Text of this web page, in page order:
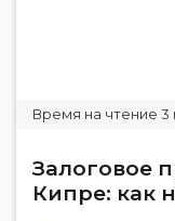
Залоговое
Кипре: как